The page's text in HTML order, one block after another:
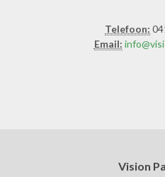
Telefoon:
Email:
Vision